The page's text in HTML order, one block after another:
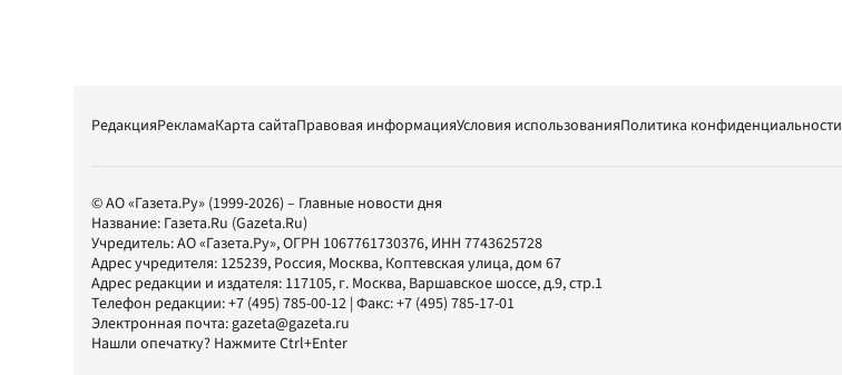
РедакцияРекламаКарта сайтаПравовая информацияУсловия использованияПолитика конфиденциальности
© АО «Газета.Ру» (1999-2026) – Главные новости дня
Название: Газета.Ru (Gazeta.Ru)
Учредитель:АО «Газета.Ру», ОГРН 1067761730376, ИНН 7743625728
Адрес учредителя: 125239, Россия, Москва, Коптевская улица, дом 67
Адрес редакции и издателя: 117105, г. Москва, Варшавское шоссе, д.9, стр.1
Телефон редакции:+7 (495) 785-00-12 | Факс:+7 (495) 785-17-01
Электронная почта:gazeta@gazeta.ru
Нашли опечатку? Нажмите Ctrl+Enter